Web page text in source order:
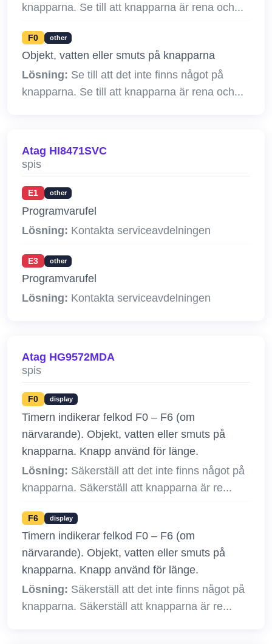
knapparna. Se till att knapparna är rena och...
F0 other
Objekt, vatten eller smuts på knapparna
Lösning: Se till att det inte finns något på
knapparna. Se till att knapparna är rena och...
Atag HI8471SVC
spis
E1 other
Programvarufel
Lösning: Kontakta serviceavdelningen
E3 other
Programvarufel
Lösning: Kontakta serviceavdelningen
Atag HG9572MDA
spis
F0 display
Timern indikerar felkod F0 – F6 (om
närvarande). Objekt, vatten eller smuts på
knapparna. Knapp använd för länge.
Lösning: Säkerställ att det inte finns något på
knapparna. Säkerställ att knapparna är re...
F6 display
Timern indikerar felkod F0 – F6 (om
närvarande). Objekt, vatten eller smuts på
knapparna. Knapp använd för länge.
Lösning: Säkerställ att det inte finns något på
knapparna. Säkerställ att knapparna är re...